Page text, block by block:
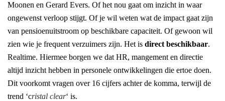
Moonen en Gerard Evers. Of het nou gaat om inzicht in waar
ongewenst verloop stijgt. Of je wil weten wat de impact gaat zijn
van pensioenuitstroom op beschikbare capaciteit. Of gewoon wil
zien wie je frequent verzuimers zijn. Het is direct beschikbaar.
Realtime. Hiermee borgen we dat HR, mangement en directie
altijd inzicht hebben in personele ontwikkelingen die ertoe doen.
Dit voorkomt vragen over 16 cijfers achter de komma, terwijl de
trend ‘cristal clear‘ is.